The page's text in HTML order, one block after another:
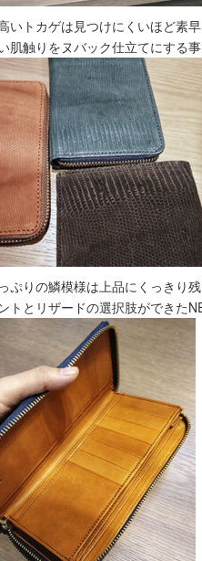
いトカゲは見つけにくいほど素
肌触りをヌバック仕立てにする
ぷりの鱗模様は上品にくっきり
トとリザードの選択肢ができた